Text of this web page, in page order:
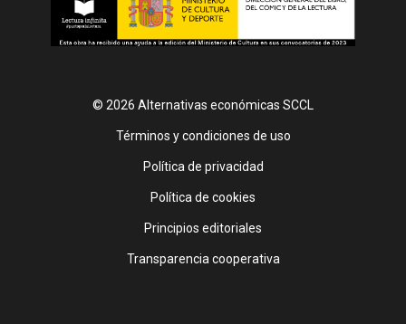
© 2026 Alternativas económicas SCCL
Footer
Términos y condiciones de uso
Política de privacidad
Política de cookies
Principios editoriales
Transparencia cooperativa